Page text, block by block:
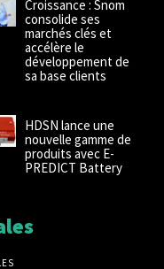
Croissance : Snom
consolide ses
marchés clés et
accélère le
développement de
sa base clients
HDSN lance une
nouvelle gamme de
produits avec E-
PREDICT Battery